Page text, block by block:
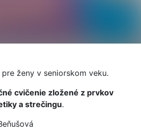
ženy v seniorskom veku.
cvičenie zložené z prvkov
a strečingu.